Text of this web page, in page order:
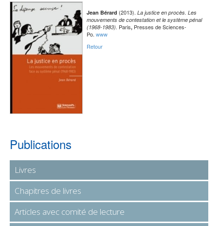
Jean Bérard (2013). La justice en procès. Les
mouvements de contestation et le système pénal
(1968-1983). Paris, Presses de Sciences-
Po. www
Retour
Publications
Livres
Chapitres de livres
Articles avec comité de lecture